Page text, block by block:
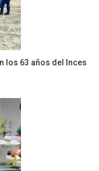
los 63 años del Inces